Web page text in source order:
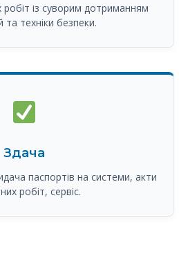
робіт із суворим дотриманням
та техніки безпеки.
Здача
паспортів на системи, акти
робіт, сервіс.